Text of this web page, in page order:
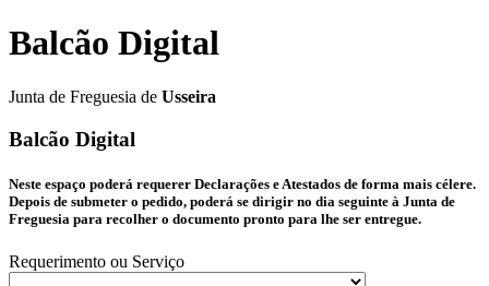
Balcão Digital
Junta de Freguesia de Usseira
Balcão Digital
Neste espaço poderá requerer Declarações e Atestados de forma mais célere.
Depois de submeter o pedido, poderá se dirigir no dia seguinte à Junta de
Freguesia para recolher o documento pronto para lhe ser entregue.
Requerimento ou Serviço